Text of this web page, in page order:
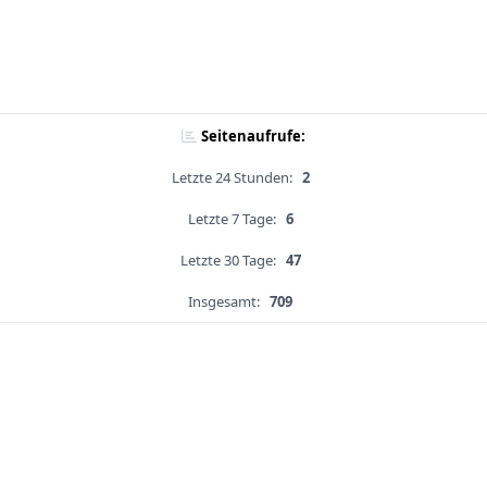
Seitenaufrufe:
Letzte 24 Stunden: 2
Letzte 7 Tage: 6
Letzte 30 Tage: 47
Insgesamt: 709